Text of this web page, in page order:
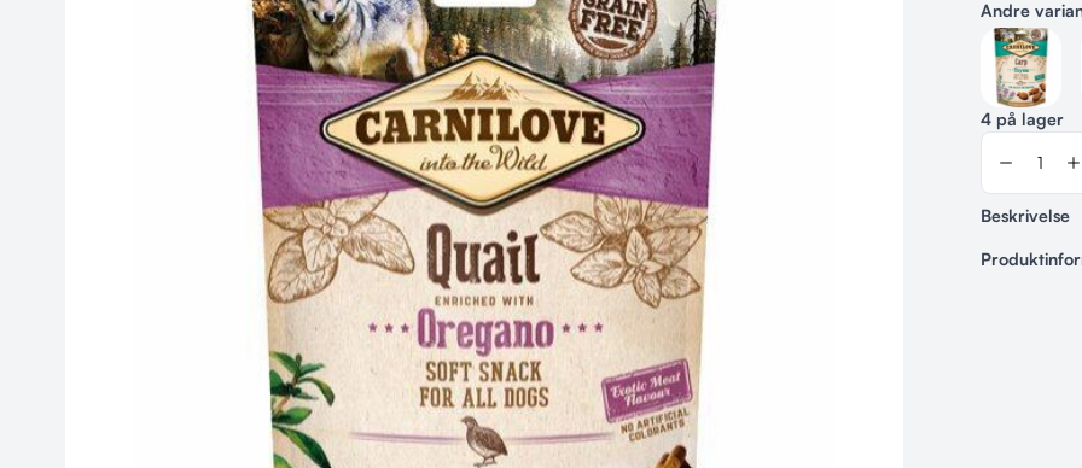
Andre
4 på lager
Beskrivelse